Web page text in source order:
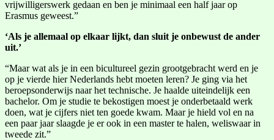
vrijwilligerswerk gedaan en ben je minimaal een half jaar op
Erasmus geweest.”
‘Als je allemaal op elkaar lijkt, dan sluit je onbewust de ander
uit.’
“Maar wat als je in een bicultureel gezin grootgebracht werd en je
op je vierde hier Nederlands hebt moeten leren? Je ging via het
beroepsonderwijs naar het technische. Je haalde uiteindelijk een
bachelor. Om je studie te bekostigen moest je onderbetaald werk
doen, wat je cijfers niet ten goede kwam. Maar je hield vol en na
een paar jaar slaagde je er ook in een master te halen, weliswaar in
tweede zit.”